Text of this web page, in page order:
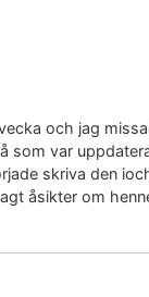
och jag
som var
skriva den
åsikter om